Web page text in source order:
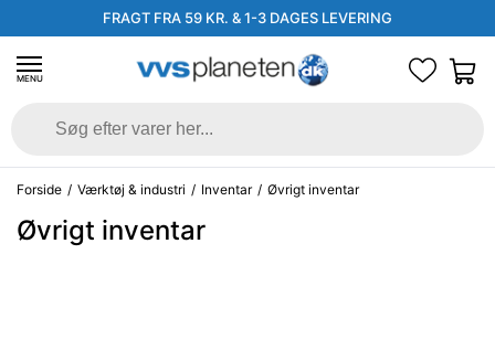
FRAGT FRA 59 KR. & 1-3 DAGES LEVERING
MENU
Forside / Værktøj & industri / Inventar / Øvrigt inventar
Øvrigt inventar